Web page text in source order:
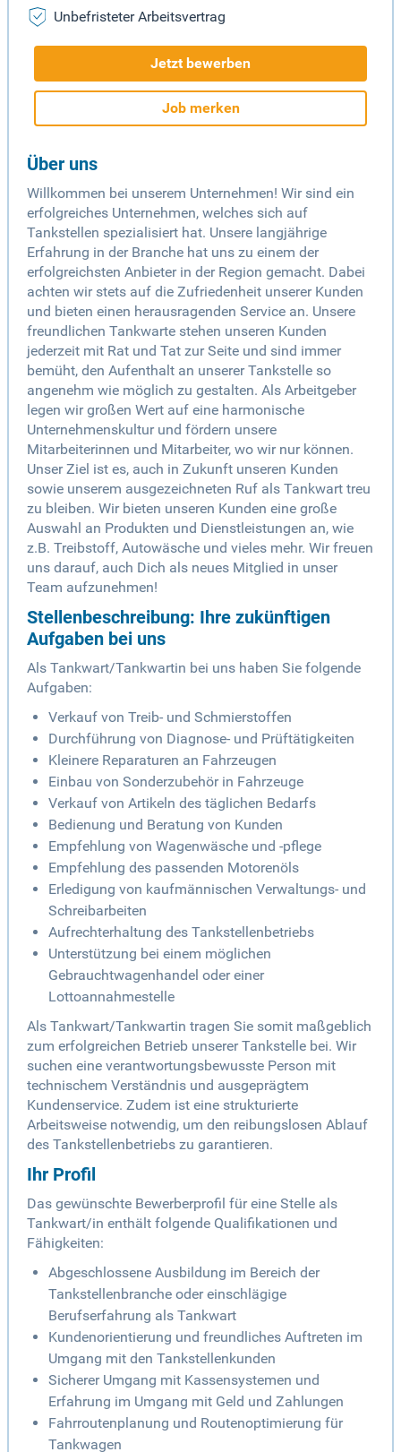
Unbefristeter Arbeitsvertrag
Jetzt bewerben
Job merken
Über uns
Willkommen bei unserem Unternehmen! Wir sind ein
erfolgreiches Unternehmen, welches sich auf
Tankstellen spezialisiert hat. Unsere langjährige
Erfahrung in der Branche hat uns zu einem der
erfolgreichsten Anbieter in der Region gemacht. Dabei
achten wir stets auf die Zufriedenheit unserer Kunden
und bieten einen herausragenden Service an. Unsere
freundlichen Tankwarte stehen unseren Kunden
jederzeit mit Rat und Tat zur Seite und sind immer
bemüht, den Aufenthalt an unserer Tankstelle so
angenehm wie möglich zu gestalten. Als Arbeitgeber
legen wir großen Wert auf eine harmonische
Unternehmenskultur und fördern unsere
Mitarbeiterinnen und Mitarbeiter, wo wir nur können.
Unser Ziel ist es, auch in Zukunft unseren Kunden
sowie unserem ausgezeichneten Ruf als Tankwart treu
zu bleiben. Wir bieten unseren Kunden eine große
Auswahl an Produkten und Dienstleistungen an, wie
z.B. Treibstoff, Autowäsche und vieles mehr. Wir freuen
uns darauf, auch Dich als neues Mitglied in unser
Team aufzunehmen!
Stellenbeschreibung: Ihre zukünftigen
Aufgaben bei uns
Als Tankwart/Tankwartin bei uns haben Sie folgende
Aufgaben:
Verkauf von Treib- und Schmierstoffen
Durchführung von Diagnose- und Prüftätigkeiten
Kleinere Reparaturen an Fahrzeugen
Einbau von Sonderzubehör in Fahrzeuge
Verkauf von Artikeln des täglichen Bedarfs
Bedienung und Beratung von Kunden
Empfehlung von Wagenwäsche und -pflege
Empfehlung des passenden Motorenöls
Erledigung von kaufmännischen Verwaltungs- und
Schreibarbeiten
Aufrechterhaltung des Tankstellenbetriebs
Unterstützung bei einem möglichen
Gebrauchtwagenhandel oder einer
Lottoannahmestelle
Als Tankwart/Tankwartin tragen Sie somit maßgeblich
zum erfolgreichen Betrieb unserer Tankstelle bei. Wir
suchen eine verantwortungsbewusste Person mit
technischem Verständnis und ausgeprägtem
Kundenservice. Zudem ist eine strukturierte
Arbeitsweise notwendig, um den reibungslosen Ablauf
des Tankstellenbetriebs zu garantieren.
Ihr Profil
Das gewünschte Bewerberprofil für eine Stelle als
Tankwart/in enthält folgende Qualifikationen und
Fähigkeiten:
Abgeschlossene Ausbildung im Bereich der
Tankstellenbranche oder einschlägige
Berufserfahrung als Tankwart
Kundenorientierung und freundliches Auftreten im
Umgang mit den Tankstellenkunden
Sicherer Umgang mit Kassensystemen und
Erfahrung im Umgang mit Geld und Zahlungen
Fahrroutenplanung und Routenoptimierung für
Tankwagen